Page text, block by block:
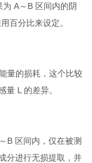
为 A～ B 区间内的阴
百分比来设定。
量的损耗，这个比较
量 L 的差异。
～ B 区间内，仅在被测
分进行无损提取，并